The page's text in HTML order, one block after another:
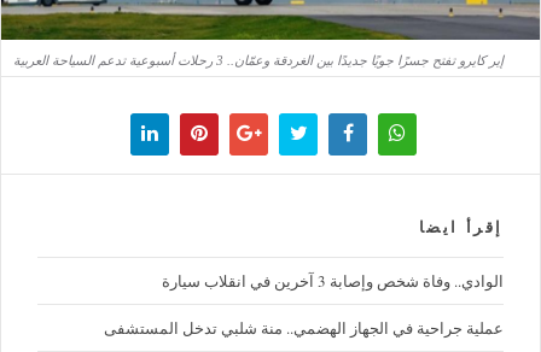
إير كايرو تفتح جسرًا جويًا جديدًا بين الغردقة وعمّان.. 3 رحلات أسبوعية تدعم السياحة العربية
إقرأ ايضا
الوادي.. وفاة شخص وإصابة 3 آخرين في انقلاب سيارة
عملية جراحية في الجهاز الهضمي.. منة شلبي تدخل المستشفى